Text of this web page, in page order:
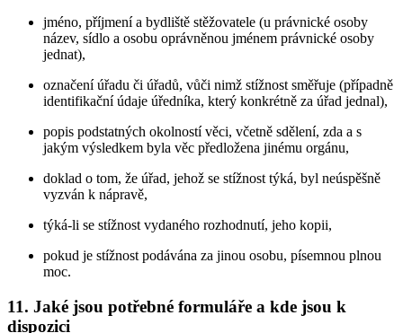
jméno, příjmení a bydliště stěžovatele (u právnické osoby
název, sídlo a osobu oprávněnou jménem právnické osoby
jednat),
označení úřadu či úřadů, vůči nimž stížnost směřuje (případně
identifikační údaje úředníka, který konkrétně za úřad jednal),
popis podstatných okolností věci, včetně sdělení, zda a s
jakým výsledkem byla věc předložena jinému orgánu,
doklad o tom, že úřad, jehož se stížnost týká, byl neúspěšně
vyzván k nápravě,
týká-li se stížnost vydaného rozhodnutí, jeho kopii,
pokud je stížnost podávána za jinou osobu, písemnou plnou
moc.
11. Jaké jsou potřebné formuláře a kde jsou k
dispozici